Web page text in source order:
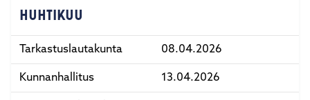
HUHTIKUU
Tarkastuslautakunta 08.04.2026
Kunnanhallitus 13.04.2026